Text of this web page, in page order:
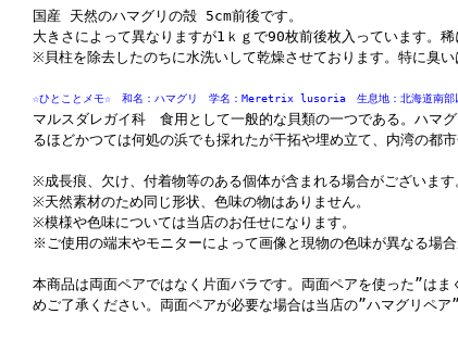
国産 天然のハマグリの殻 5cm前後です。
大きさによって異なりますが1ｋｇで90枚前後枚入っています。
※貝柱を除去したのちに水洗いして乾燥させております。特に臭い
☆ひとことメモ☆ 和名：ハマグリ 学名：Meretrix lusoria 生息地：北海道南部以
マルスダレガイ科 食用として一般的な貝類の一つである。ハマ
るほどかつては何処の浜でも採れたが干拓や埋め立て、内湾の都
※成長痕、欠け、付着物等のある個体が含まれる場合がございます
※天然素材のため同じ形状、色味の物はありません。
※模様や色味については当店のお任せになります。
※ご使用の端末やモニターによって画像と現物の色味が異なる場合
本商品は両面ペアではなく片面バラです。両面ペアを使った”は
めご了承ください。両面ペアが必要な場合は当店の”ハマグリペア